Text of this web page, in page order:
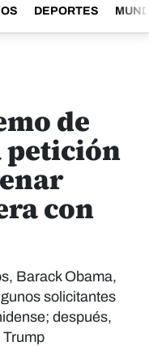
DEPORTES
de
petición
con
Barack Obama,
solicitantes
después,